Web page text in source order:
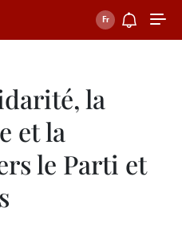
la
et la
le Parti et